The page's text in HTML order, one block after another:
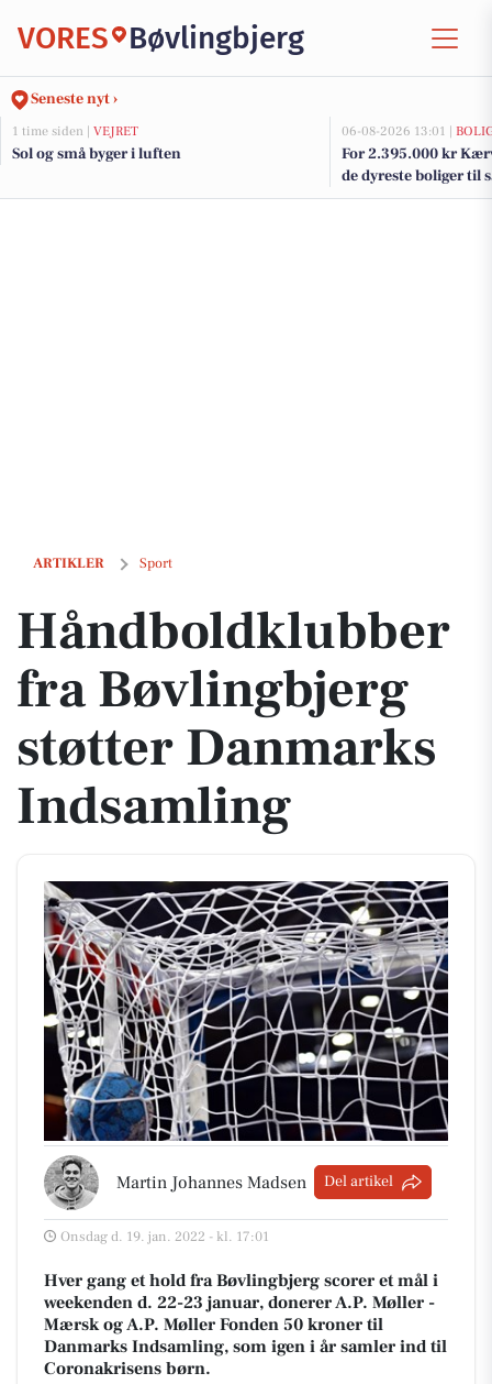
VORES Bøvlingbjerg
Seneste nyt ›
1 time siden | VEJRET
Sol og små byger i luften
06-08-2026 13:01 |
For 2.395.000 kr
de dyreste boliger til
ARTIKLER Sport
Håndboldklubber fra Bøvlingbjerg støtter Danmarks Indsamling
Håndboldklubber
fra Bøvlingbjerg
støtter Danmarks
Indsamling
Martin Johannes Madsen Del artikel
Onsdag d. 19. jan. 2022 - kl. 17:01
Hver gang et hold fra Bøvlingbjerg scorer et mål i
weekenden d. 22-23 januar, donerer A.P. Møller -
Mærsk og A.P. Møller Fonden 50 kroner til
Danmarks Indsamling, som igen i år samler ind til
Coronakrisens børn.